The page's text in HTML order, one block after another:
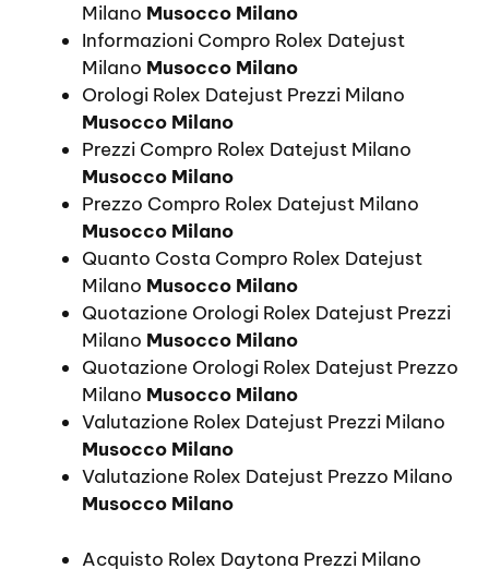
Milano Musocco Milano
Informazioni Compro Rolex Datejust
Milano Musocco Milano
Orologi Rolex Datejust Prezzi Milano
Musocco Milano
Prezzi Compro Rolex Datejust Milano
Musocco Milano
Prezzo Compro Rolex Datejust Milano
Musocco Milano
Quanto Costa Compro Rolex Datejust
Milano Musocco Milano
Quotazione Orologi Rolex Datejust Prezzi
Milano Musocco Milano
Quotazione Orologi Rolex Datejust Prezzo
Milano Musocco Milano
Valutazione Rolex Datejust Prezzi Milano
Musocco Milano
Valutazione Rolex Datejust Prezzo Milano
Musocco Milano
Acquisto Rolex Daytona Prezzi Milano